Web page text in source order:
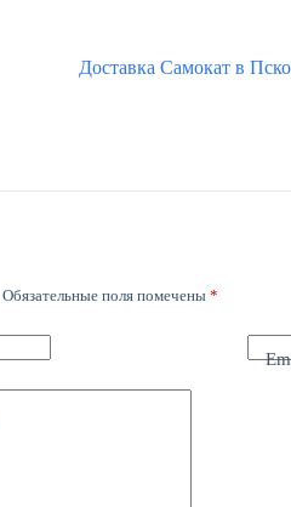
Доставка Самокат в
Обязательные поля помечены *